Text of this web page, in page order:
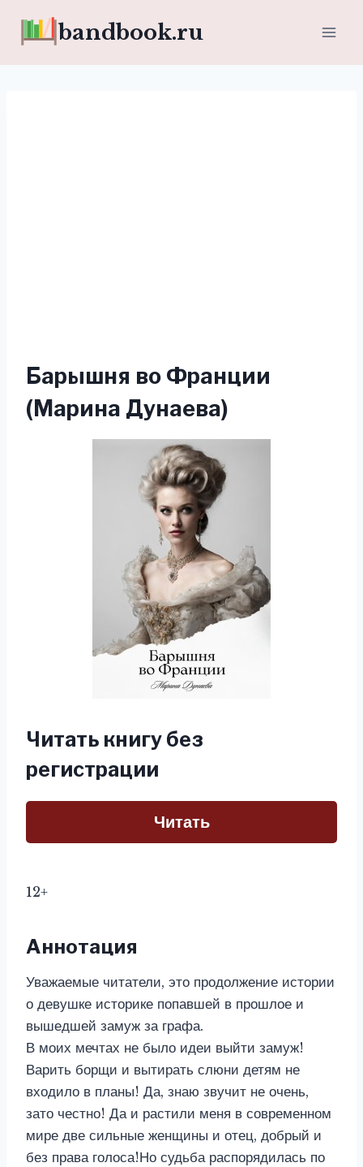
bandbook.ru
Барышня во Франции
(Марина Дунаева)
Читать книгу без
регистрации
Читать
12+
Аннотация
Уважаемые читатели, это продолжение истории
о девушке историке попавшей в прошлое и
вышедшей замуж за графа.
В моих мечтах не было идеи выйти замуж!
Варить борщи и вытирать слюни детям не
входило в планы! Да, знаю звучит не очень,
зато честно! Да и растили меня в современном
мире две сильные женщины и отец, добрый и
без права голоса!Но судьба распорядилась по